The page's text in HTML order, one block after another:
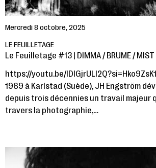
Mercredi 8 octobre, 2025
LE FEUILLETAGE
Le Feuilletage #13 | DIMMA / BRUME /
https://youtu.be/
1969 à Karlstad (Suède), JH Engström
depuis trois décennies un travail majeur
travers la photographie,…